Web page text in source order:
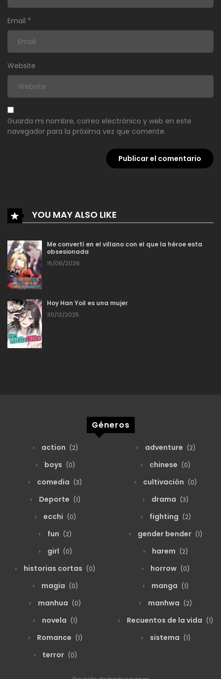
Email *
Website
Guarda mi nombre, correo electrónico y web en este
navegador para la próxima vez que comente.
YOU MAY ALSO LIKE
Me convertí en el villano con el que la héroe esta
obsesionada
15/06/2026
Hoy Han Yoil es una mujer
30/12/2025
Géneros
action (2) adventure (2)
boys (0) chinese (0)
comedia (3) cultivación (0)
Deporte (1) drama (3)
ecchi (0) fighting (2)
fun (2) gender bender (1)
girl (0) harem (2)
historias cortas (0) horrow (0)
magia (0) manga (1)
manhua (0) manhwa (2)
novela (1) Recuentos de la vida (1)
Romance (1) sistema (1)
terror (0)